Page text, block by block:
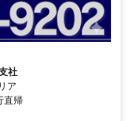
社
ア
直帰